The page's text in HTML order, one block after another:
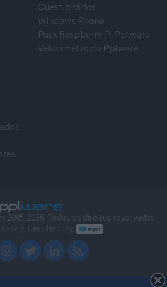
Questionários
Windows Phone
Pack Raspberry Pi Pplware
Velocímetro do Pplware
2026. Todos os direitos reservados.
Certified By: